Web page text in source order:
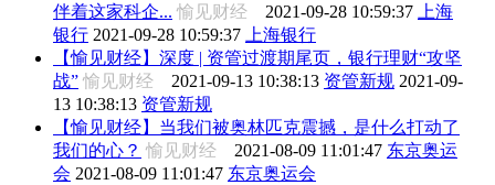
伴着这家科企... 愉见财经 2021-09-28 10:59:37
上海
银行 2021-09-28 10:59:37
上海银行
【愉见财经】深度 | 资管过渡期尾页，银行理财“攻坚
战” 愉见财经 2021-09-13 10:38:13 资管新规 2021-09-
13 10:38:13 资管新规
【愉见财经】当我们被奥林匹克震撼，是什么打动了
我们的心？ 愉见财经 2021-08-09 11:01:47 东京奥运
会 2021-08-09 11:01:47 东京奥运会